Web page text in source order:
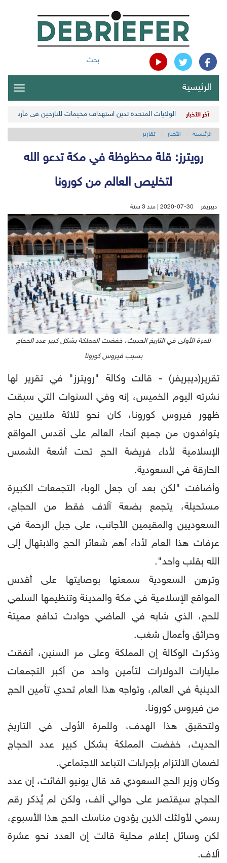
بحث
الرئيسية
آخر الأخبار الولايات المتحدة تدين استهداف مخيمات للنازحين في مأرب
الرئيسية الأخبار تقارير
رويترز: قلة محظوظة في مكة تدعو الله
لتخليص العالم من كورونا
ديبريفر 2020-07-30 | منذ 3 سنة
للمرة الأولى في التاريخ الحديث، خفضت المملكة بشكل كبير عدد الحجاج
بسبب فيروس كورونا
تقرير(ديبريفر) - قالت وكالة "رويترز" في تقرير لها
نشرته اليوم الخميس، إنه وفي السنوات التي سبقت
ظهور فيروس كورونا، كان نحو ثلاثة ملايين حاج
يتوافدون من جميع أنحاء العالم على أقدس المواقع
الإسلامية لأداء فريضة الحج تحت أشعة الشمس
الحارقة في السعودية.
وأضافت "لكن بعد أن جعل الوباء التجمعات الكبيرة
مستحيلة، يتجمع بضعة آلاف فقط من الحجاج،
السعوديين والمقيمين الأجانب، على جبل الرحمة في
عرفات هذا العام لأداء أهم شعائر الحج والابتهال إلى
الله بقلب واحد".
وترهن السعودية سمعتها بوصايتها على أقدس
المواقع الإسلامية في مكة والمدينة وتنظيمها السلمي
للحج، الذي شابه في الماضي حوادث تدافع مميتة
وحرائق وأعمال شغب.
وذكرت الوكالة إن المملكة وعلى مر السنين، أنفقت
مليارات الدولارات لتأمين واحد من أكبر التجمعات
الدينية في العالم، وتواجه هذا العام تحدي تأمين الحج
من فيروس كورونا.
ولتحقيق هذا الهدف، وللمرة الأولى في التاريخ
الحديث، خفضت المملكة بشكل كبير عدد الحجاج
لضمان الالتزام بإجراءات التباعد الاجتماعي.
وكان وزير الحج السعودي قد قال يونيو الفائت، إن عدد
الحجاج سيقتصر على حوالي ألف، ولكن لم يُذكر رقم
رسمي لأولئك الذين يؤدون مناسك الحج هذا الأسبوع،
لكن وسائل إعلام محلية قالت إن العدد نحو عشرة
آلاف.